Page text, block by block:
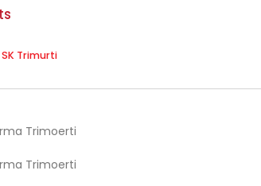
Trimurti
Trimoerti
Trimoerti